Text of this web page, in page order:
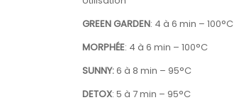
GREEN GARDEN: 4 à 6 min – 100°C
MORPHÉE: 4 à 6 min – 100°C
SUNNY:6 à 8 min – 95°C
DETOX: 5 à 7 min – 95°C